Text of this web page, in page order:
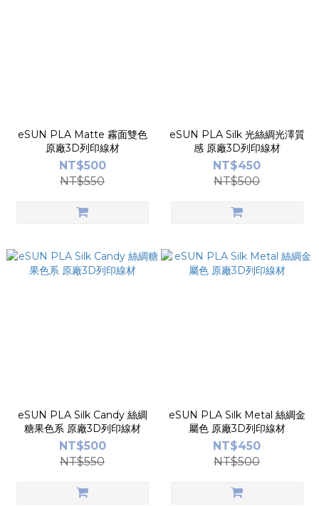
eSUN PLA Matte 霧面雙色
原廠3D列印線材
NT$500
NT$550
eSUN PLA Silk 光絲綢光澤質
感 原廠3D列印線材
NT$450
NT$500
eSUN PLA Silk Candy 絲綢
糖果色系 原廠3D列印線材
NT$500
NT$550
eSUN PLA Silk Metal 絲綢金
屬色 原廠3D列印線材
NT$450
NT$500